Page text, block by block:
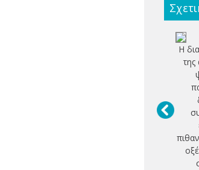
Η
της